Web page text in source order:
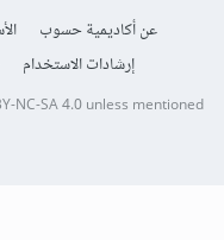
عن أكاديمية حسوب
إرشادات الاستخدام
NC-SA 4.0unless mentioned